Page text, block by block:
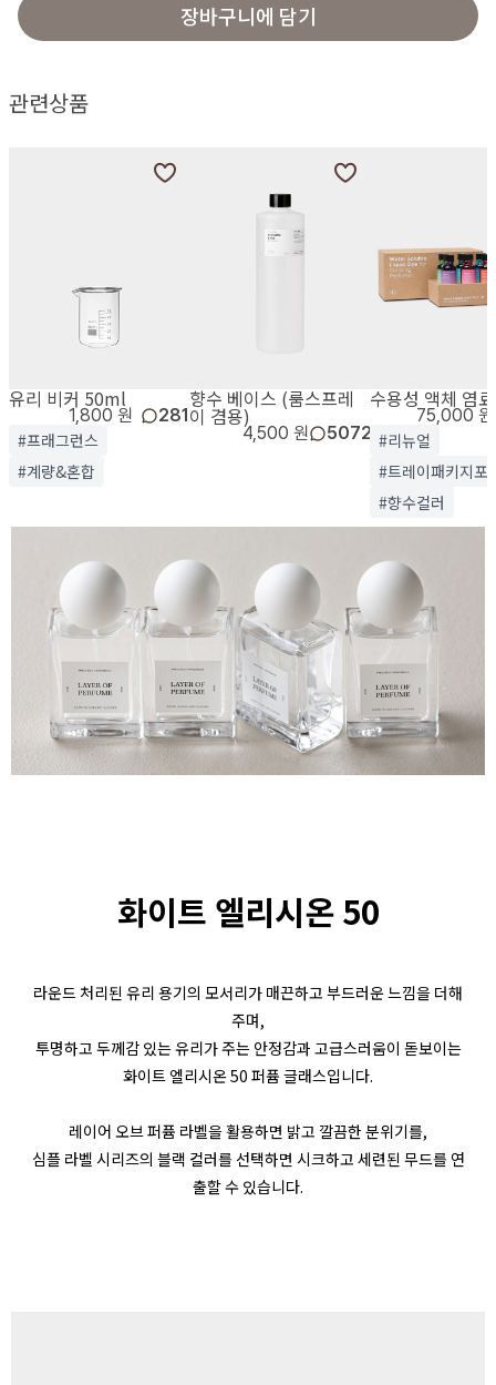
장바구니에 담기
관련상품
유리 비커 50ml
1,800 원 281
#프래그런스
#계량&혼합
향수 베이스 (룸스프레
이 겸용)
4,500 원 5072
수용성 액체 염
75,000 원
#리뉴얼
#트레이패키지포
#향수컬러
화이트 엘리시온 50
라운드 처리된 유리 용기의 모서리가 매끈하고 부드러운 느낌을 더해
주며,
투명하고 두께감 있는 유리가 주는 안정감과 고급스러움이 돋보이는
화이트 엘리시온 50 퍼퓸 글래스입니다.
레이어 오브 퍼퓸 라벨을 활용하면 밝고 깔끔한 분위기를,
심플 라벨 시리즈의 블랙 컬러를 선택하면 시크하고 세련된 무드를 연
출할 수 있습니다.